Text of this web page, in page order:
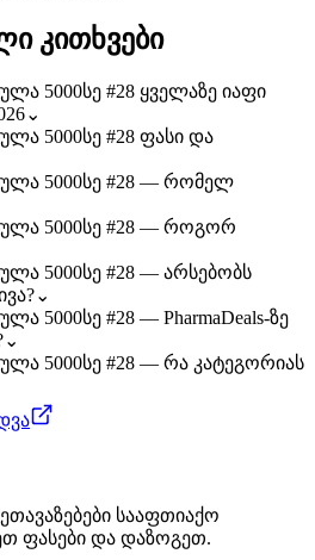
კითხვები
5000სე #28 ყველაზე იაფი
⌄
5000სე #28 ფასი და
5000სე #28 — რომელ
5000სე #28 — როგორ
5000სე #28 — არსებობს
⌄
5000სე #28 — PharmaDeals-ზე
⌄
5000სე #28 — რა კატეგორიას
სააფთიაქო
ფასები და დაზოგეთ.